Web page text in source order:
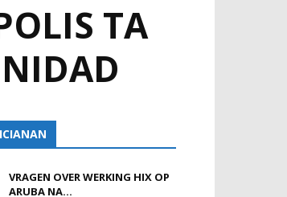
TA
VRAGEN OVER WERKING HIX OP
ARUBA NA...